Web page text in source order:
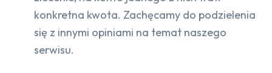
konkretna kwota. Zachęcamy do podzielenia
się z innymi opiniami na temat naszego
serwisu.